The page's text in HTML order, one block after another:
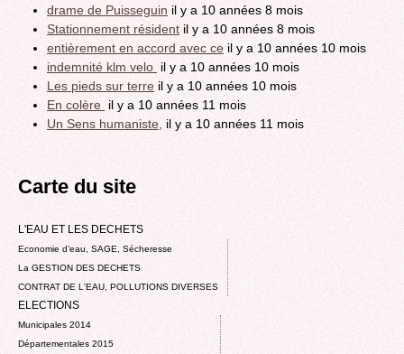
drame de Puisseguin il y a 10 années 8 mois
Stationnement résident il y a 10 années 8 mois
entièrement en accord avec ce il y a 10 années 10 mois
indemnité klm velo il y a 10 années 10 mois
Les pieds sur terre il y a 10 années 10 mois
En colère il y a 10 années 11 mois
Un Sens humaniste, il y a 10 années 11 mois
Carte du site
L'EAU ET LES DECHETS
Economie d’eau, SAGE, Sécheresse
La GESTION DES DECHETS
CONTRAT DE L'EAU, POLLUTIONS DIVERSES
ELECTIONS
Municipales 2014
Départementales 2015